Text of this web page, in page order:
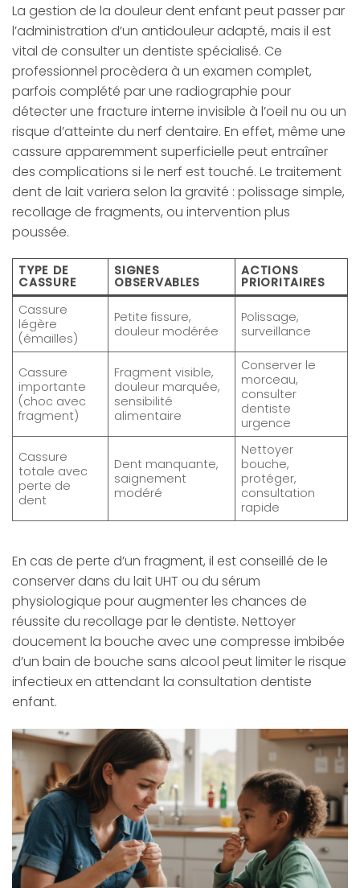
La gestion de la douleur dent enfant peut passer par
l’administration d’un antidouleur adapté, mais il est
vital de consulter un dentiste spécialisé. Ce
professionnel procèdera à un examen complet,
parfois complété par une radiographie pour
détecter une fracture interne invisible à l’oeil nu ou un
risque d’atteinte du nerf dentaire. En effet, même une
cassure apparemment superficielle peut entraîner
des complications si le nerf est touché. Le traitement
dent de lait variera selon la gravité : polissage simple,
recollage de fragments, ou intervention plus
poussée.
TYPE DE
CASSURE
SIGNES
OBSERVABLES
ACTIONS
PRIORITAIRES
Cassure
légère
(émailles)
Petite fissure,
douleur modérée
Polissage,
surveillance
Cassure
importante
(choc avec
fragment)
Fragment visible,
douleur marquée,
sensibilité
alimentaire
Conserver le
morceau,
consulter
dentiste
urgence
Cassure
totale avec
perte de
dent
Dent manquante,
saignement
modéré
Nettoyer
bouche,
protéger,
consultation
rapide
En cas de perte d’un fragment, il est conseillé de le
conserver dans du lait UHT ou du sérum
physiologique pour augmenter les chances de
réussite du recollage par le dentiste. Nettoyer
doucement la bouche avec une compresse imbibée
d’un bain de bouche sans alcool peut limiter le risque
infectieux en attendant la consultation dentiste
enfant.